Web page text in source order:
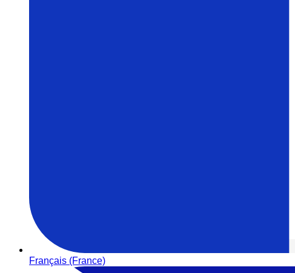
Français (France)